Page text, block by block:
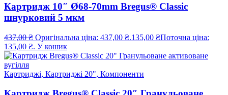
Картридж 10″ Ø68-70mm Bregus® Classic
шнурковий 5 мкм
437,00₴ Оригінальна ціна: 437,00 ₴.135,00 ₴Поточна ціна:
135,00 ₴. У кошик
Картриджі, Картриджі 20", Компоненти